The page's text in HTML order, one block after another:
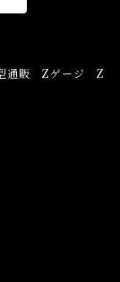
型通販 Zゲージ Z